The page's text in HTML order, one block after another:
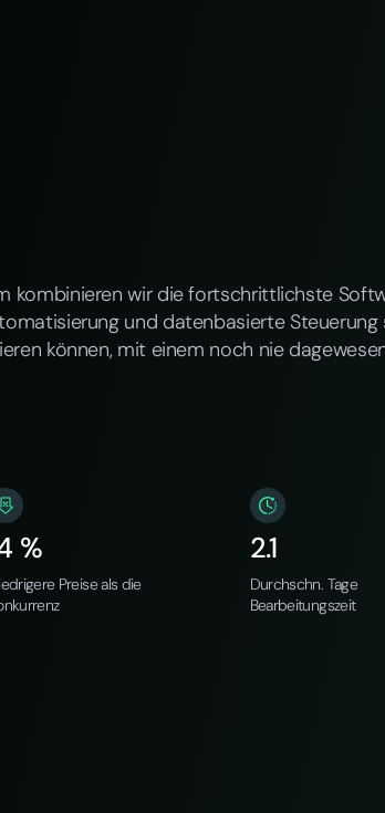
kombinieren wir die fortschrittlichste
und datenbasierte Steuerung
können, mit einem noch nie
%
Preise als die
2.1
Durchschn. Tage
Bearbeitungszeit